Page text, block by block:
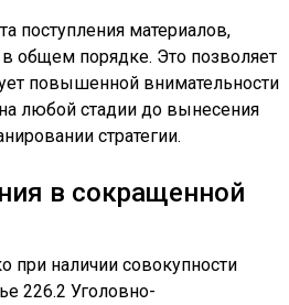
поступления материалов,
общем порядке. Это позволяет
повышенной внимательности
любой стадии до вынесения
стратегии.
в сокращенной
при наличии совокупности
226.2 Уголовно-